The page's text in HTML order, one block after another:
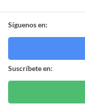
Síguenos en:
Suscríbete en: